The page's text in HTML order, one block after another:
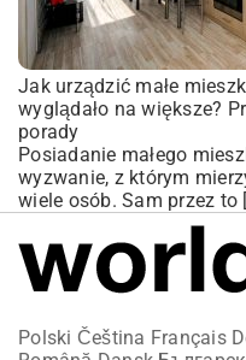
Jak urządzić małe
wyglądało na większe?
porady
Posiadanie małego
wyzwanie, z którym
wiele osób. Sam przez to
Polski Čeština Français